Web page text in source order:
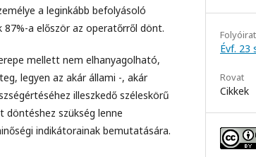
a leginkább befolyásoló
a először az operatőrről dönt.
mellett nem elhanyagolható,
legyen az akár állami -, akár
illeszkedő széleskörű
szükség lenne
indikátorainak bemutatására.
Évf. 23
Rovat
Cikkek